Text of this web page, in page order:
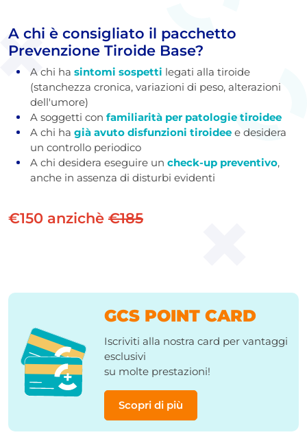
A chi è consigliato il pacchetto
Prevenzione Tiroide Base?
A chi ha sintomi sospetti legati alla tiroide
(stanchezza cronica, variazioni di peso, alterazioni
dell'umore)
A soggetti con familiarità per patologie tiroidee
A chi ha già avuto disfunzioni tiroidee e desidera
un controllo periodico
A chi desidera eseguire un check-up preventivo,
anche in assenza di disturbi evidenti
€150 anzichè €185
GCS POINT CARD
Iscriviti alla nostra card per vantaggi
esclusivi
su molte prestazioni!
Scopri di più